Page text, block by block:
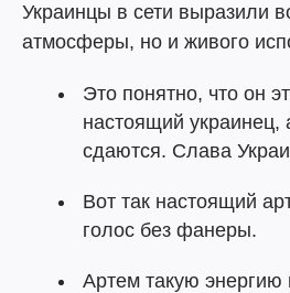
Украинцы в сети выразили
атмосферы, но и живого
Это понятно, что он
настоящий украинец,
сдаются. Слава
Вот так настоящий
голос без фанеры.
Артем такую энергию